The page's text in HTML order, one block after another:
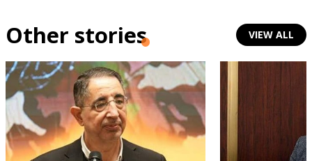
Other stories VIEW ALL